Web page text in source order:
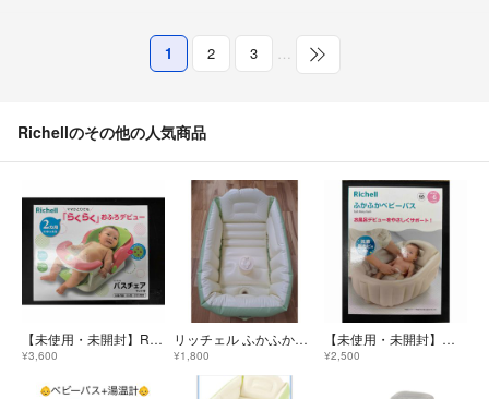
1 2 3 …
Richellのその他の人気商品
【未使用・未開封】Richell バスチェア マット付き
¥3,600
リッチェル ふかふかベビーバス プラス(1個入)
¥1,800
【未使用・未開封】ふかふか ベビーバスK
¥2,500